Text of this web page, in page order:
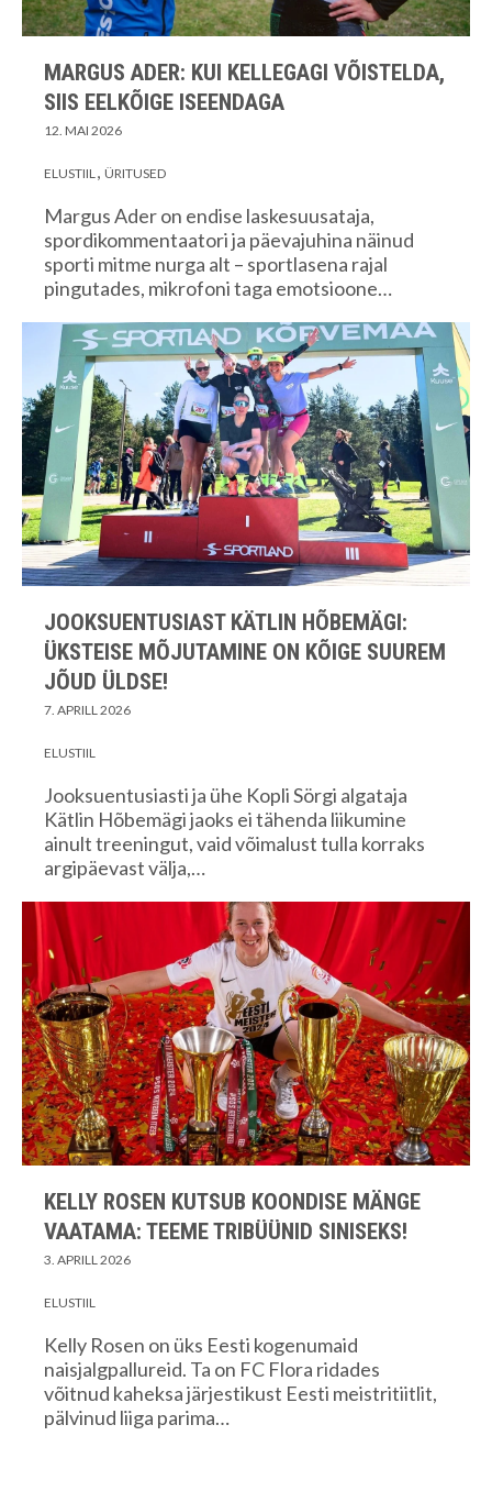
MARGUS ADER: KUI KELLEGAGI VÕISTELDA,
SIIS EELKÕIGE ISEENDAGA
12. MAI 2026
ELUSTIIL ÜRITUSED
Margus Ader on endise laskesuusataja,
spordikommentaatori ja päevajuhina näinud
sporti mitme nurga alt – sportlasena rajal
pingutades, mikrofoni taga emotsioone…
JOOKSUENTUSIAST KÄTLIN HÕBEMÄGI:
ÜKSTEISE MÕJUTAMINE ON KÕIGE SUUREM
JÕUD ÜLDSE!
7. APRILL 2026
ELUSTIIL
Jooksuentusiasti ja ühe Kopli Sörgi algataja
Kätlin Hõbemägi jaoks ei tähenda liikumine
ainult treeningut, vaid võimalust tulla korraks
argipäevast välja,…
KELLY ROSEN KUTSUB KOONDISE MÄNGE
VAATAMA: TEEME TRIBÜÜNID SINISEKS!
3. APRILL 2026
ELUSTIIL
Kelly Rosen on üks Eesti kogenumaid
naisjalgpallureid. Ta on FC Flora ridades
võitnud kaheksa järjestikust Eesti meistritiitlit,
pälvinud liiga parima…